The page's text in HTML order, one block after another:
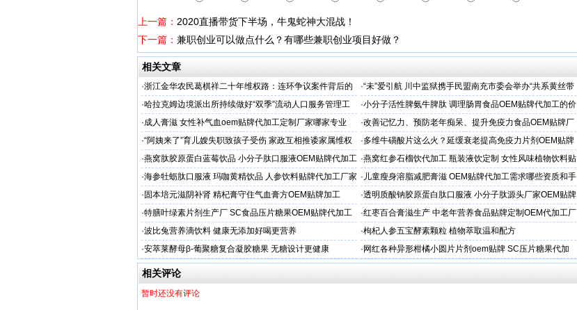
上一篇： 2020直播带货下半场，牛鬼蛇神大混战！
下一篇： 兼职创业可以做点什么？有哪些兼职创业项目好做？
相关文章
·浙江金华农民葛棋祥二十年维权路：连环争议案件背后的
基层治理困局
·“未”爱引航 川中监狱携手民盟南充市委会举办“共系黄丝带
·同心促新生”主题帮教活动
·哈拉克姆边境派出所持续做好“双季”流动人口服务管理工
作
·小分子活性脾氨牛脾肽 调理肠胃食品OEM贴牌代加工的价
格
·成人膏滋 女性补气血oem贴牌代加工定制厂家哪家专业 ·改善记忆力、预防老年痴呆、提升免疫力食品OEM贴牌厂
家
·“阿姨来了”育儿嫂失职致孩子受伤 家政互相推诿家属维权
困难
·多维牛磺酸片这么火？延缓衰老提高免疫力片剂OEM贴牌
服务商
·燕窝肽胶原蛋白蓝莓饮品 小分子肽口服液OEM贴牌代加工 ·燕窝红参石榴饮代加工 瓶装液饮定制 女性风味植物饮料贴
牌
·海参牡蛎肽口服液 玛咖黄精饮品 人参饮料贴牌代加工厂家 · 儿童瘦身溶脂减肥膏滋 OEM贴牌代加工需求哪些资质和手
续
· 固本培元滋阴补肾 精杞膏守住气血膏方OEM贴牌加工 ·透明质酸钠胶原蛋白肽口服液 小分子肽源头厂家OEM贴牌
代加工
·特膳叶绿素片剂生产厂 SC食品压片糖果OEM贴牌代加工 ·红枣百合膏滋生产 中老年营养食品贴牌定制OEM代加工厂
家
·波比兔营养滴饮料 健康无添加好喝更营养 ·枸杞人参五宝酵素颗粒 植物萃取温和配方
·安萃莱酵母β-葡聚糖复合凝胶糖果 无糖设计更健康 · 网红各种异形柑橘小圆片片剂oem贴牌 SC压片糖果代加
工厂
相关评论
暂时还没有评论